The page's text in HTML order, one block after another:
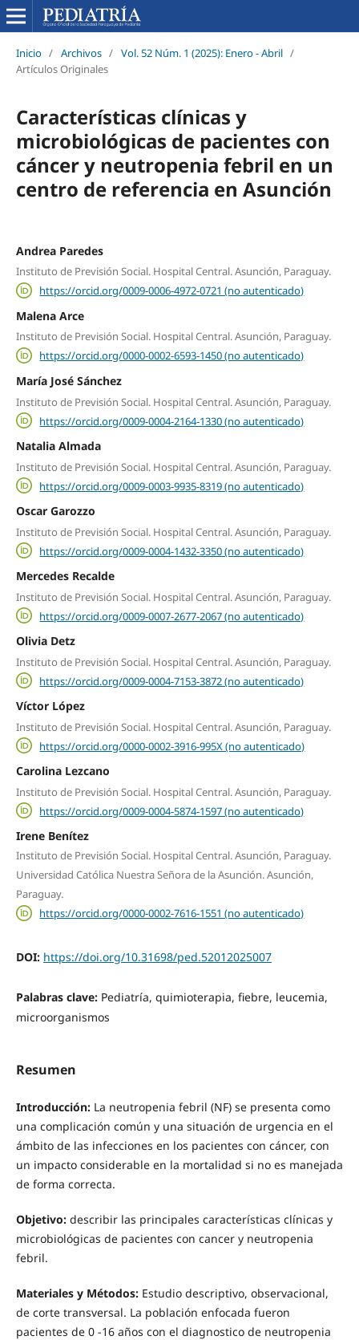
Inicio / Archivos / Vol. 52 Núm. 1 (2025): Enero - Abril /
Artículos Originales
Características clínicas y
microbiológicas de pacientes con
cáncer y neutropenia febril en un
centro de referencia en Asunción
Andrea Paredes
Instituto de Previsión Social. Hospital Central. Asunción, Paraguay.
https://orcid.org/0009-0006-4972-0721 (no autenticado)
Malena Arce
Instituto de Previsión Social. Hospital Central. Asunción, Paraguay.
https://orcid.org/0000-0002-6593-1450 (no autenticado)
María José Sánchez
Instituto de Previsión Social. Hospital Central. Asunción, Paraguay.
https://orcid.org/0009-0004-2164-1330 (no autenticado)
Natalia Almada
Instituto de Previsión Social. Hospital Central. Asunción, Paraguay.
https://orcid.org/0009-0003-9935-8319 (no autenticado)
Oscar Garozzo
Instituto de Previsión Social. Hospital Central. Asunción, Paraguay.
https://orcid.org/0009-0004-1432-3350 (no autenticado)
Mercedes Recalde
Instituto de Previsión Social. Hospital Central. Asunción, Paraguay.
https://orcid.org/0009-0007-2677-2067 (no autenticado)
Olivia Detz
Instituto de Previsión Social. Hospital Central. Asunción, Paraguay.
https://orcid.org/0009-0004-7153-3872 (no autenticado)
Víctor López
Instituto de Previsión Social. Hospital Central. Asunción, Paraguay.
https://orcid.org/0000-0002-3916-995X (no autenticado)
Carolina Lezcano
Instituto de Previsión Social. Hospital Central. Asunción, Paraguay.
https://orcid.org/0009-0004-5874-1597 (no autenticado)
Irene Benítez
Instituto de Previsión Social. Hospital Central. Asunción, Paraguay.
Universidad Católica Nuestra Señora de la Asunción. Asunción,
Paraguay.
https://orcid.org/0000-0002-7616-1551 (no autenticado)
DOI: https://doi.org/10.31698/ped.52012025007
Palabras clave: Pediatría, quimioterapia, fiebre, leucemia,
microorganismos
Resumen
Introducción:La neutropenia febril (NF) se presenta como
una complicación común y una situación de urgencia en el
ámbito de las infecciones en los pacientes con cáncer, con
un impacto considerable en la mortalidad si no es manejada
de forma correcta.
Objetivo:describir las principales características clínicas y
microbiológicas de pacientes con cancer y neutropenia
febril.
Materiales y Métodos:Estudio descriptivo, observacional,
de corte transversal. La población enfocada fueron
pacientes de 0 -16 años con el diagnostico de neutropenia